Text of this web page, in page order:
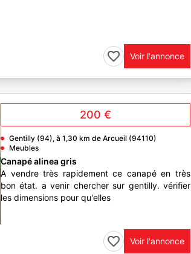
Voir l'annonce
200 €
Gentilly (94), à 1,30 km de Arcueil (94110)
Meubles
Canapé alinea gris
A vendre très rapidement ce canapé en très
bon état. a venir chercher sur gentilly. vérifier
les dimensions pour qu'elles
Voir l'annonce